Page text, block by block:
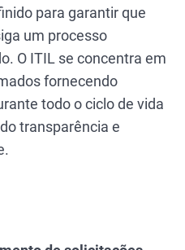
para garantir que
um processo
O ITIL se concentra em
fornecendo
todo o ciclo de vida
transparência e